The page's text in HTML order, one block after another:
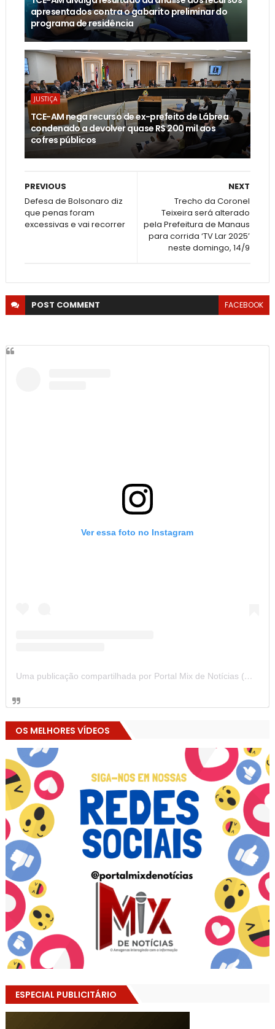
apresentados contra o gabarito preliminar do
programa de residência
JUSTIÇA
TCE-AM nega recurso de ex-prefeito de Lábrea
condenado a devolver quase R$ 200 mil aos
cofres públicos
NEXT
Trecho da Coronel
Teixeira será alterado
pela Prefeitura de Manaus
para corrida ‘TV Lar 2025’
neste domingo, 14/9
PREVIOUS
Defesa de Bolsonaro diz
que penas foram
excessivas e vai recorrer
POST COMMENT FACEBOOK
Ver essa foto no Instagram
Uma publicação compartilhada por Portal Mix de Notícias (@portalmixdenoticias)
OS MELHORES VÍDEOS
ESPECIAL PUBLICITÁRIO